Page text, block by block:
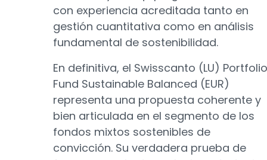
con experiencia acreditada tanto en
gestión cuantitativa como en análisis
fundamental de sostenibilidad.
En definitiva, el Swisscanto (LU) Portfolio
Fund Sustainable Balanced (EUR)
representa una propuesta coherente y
bien articulada en el segmento de los
fondos mixtos sostenibles de
convicción. Su verdadera prueba de